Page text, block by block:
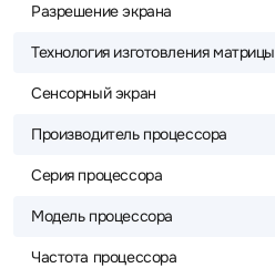
Разрешение экрана
Технология изготовления матрицы
Сенсорный экран
Производитель процессора
Серия процессора
Модель процессора
Частота процессора